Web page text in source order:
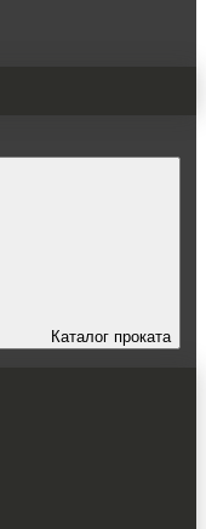
Каталог проката